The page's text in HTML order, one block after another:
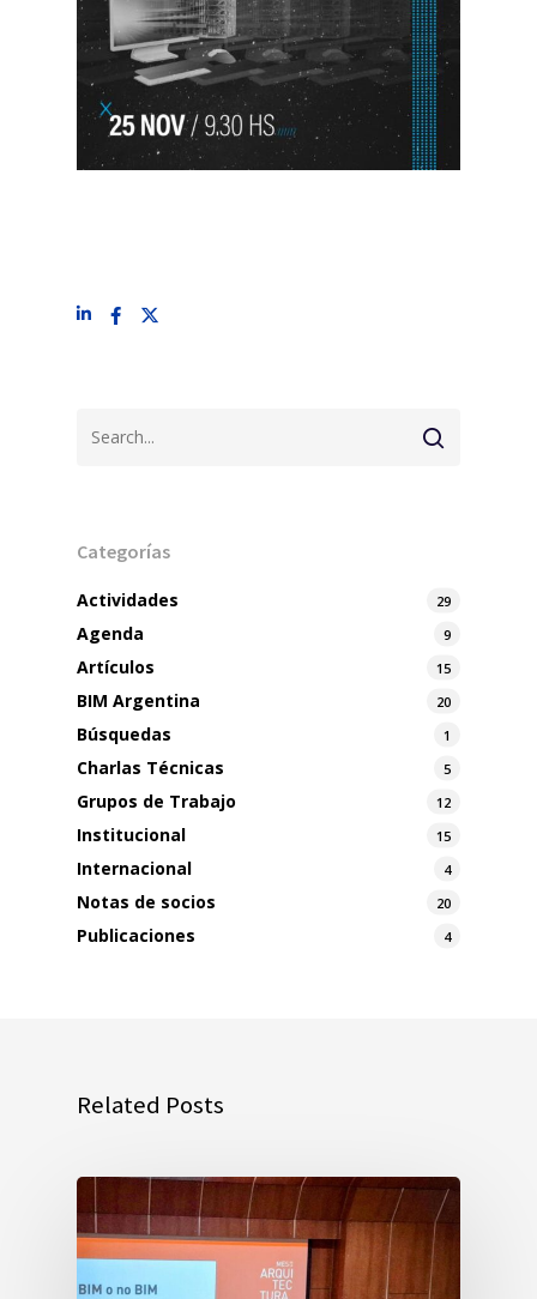
Categorías
Actividades 29
Agenda 9
Artículos 15
BIM Argentina 20
Búsquedas 1
Charlas Técnicas 5
Grupos de Trabajo 12
Institucional 15
Internacional 4
Notas de socios 20
Publicaciones 4
Related Posts